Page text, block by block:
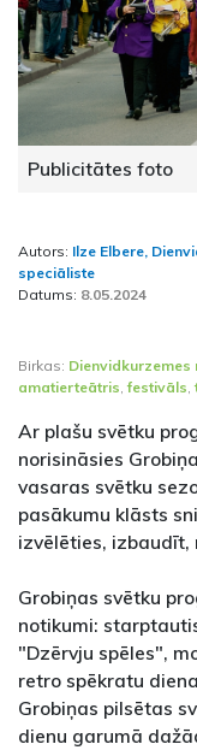
Publicitātes foto
Autors: Ilze Elbere,
speciāliste
Datums: 8.05.2024
Birkas: Dienvidkurzemes
amatierteātris,festivāls,
Ar plašu svētku
norisināsies
vasaras svētku
pasākumu klāsts
izvēlēties,
Grobiņas svētku
notikumi:
"Dzērvju spēles",
retro spēkratu
Grobiņas pilsētas
dienu garumā